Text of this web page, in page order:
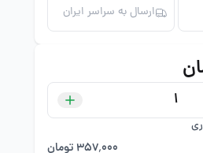
ارسال به سراسر ایران
۳۵۷٬۰۰۰ تومان